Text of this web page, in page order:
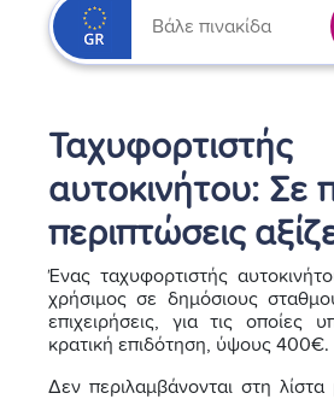
Ταχυφορτιστής
αυτοκινήτου: Σε
περιπτώσεις
Ένας ταχυφορτιστής
χρήσιμος σε δημόσιους
επιχειρήσεις, για τις οποίες
κρατική επιδότηση, ύψους 400€.
Δεν περιλαμβάνονται στη λίστα